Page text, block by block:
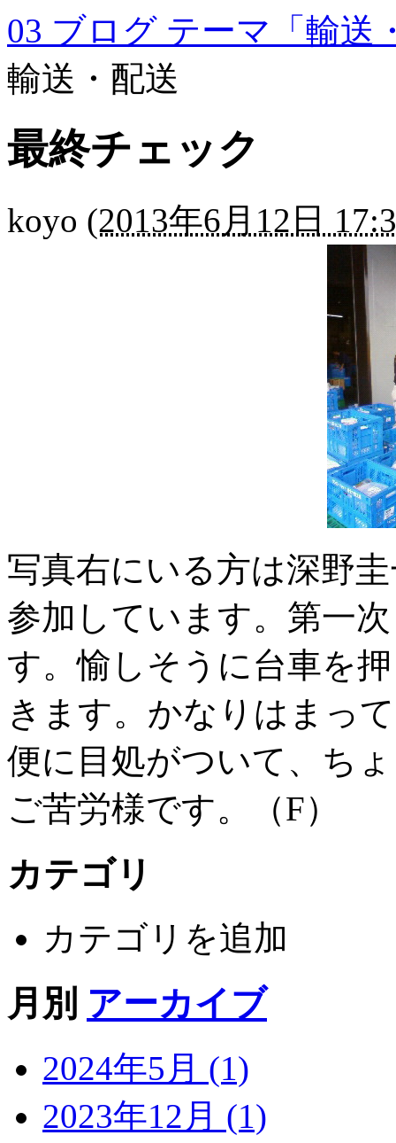
03 ブログ テーマ「輸送
輸送・配送
最終チェック
koyo (2013年6月12日
写真右にいる方は深野
参加しています。第一
す。愉しそうに台車を
きます。かなりはまっ
便に目処がついて、ち
ご苦労様です。（F）
カテゴリ
カテゴリを追加
月別 アーカイブ
2024年5月 (1)
2023年12月 (1)